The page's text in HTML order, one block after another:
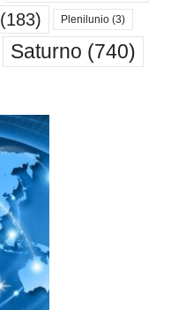
(183) Plenilunio (3)
Saturno (740)